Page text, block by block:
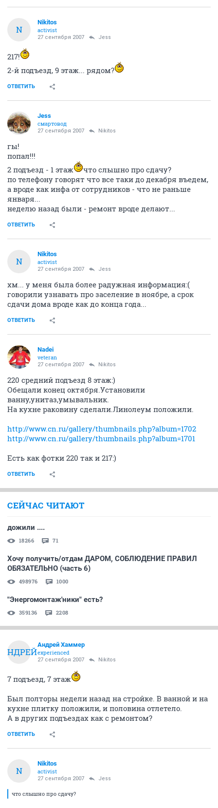
N
Nikitos
activist
27 сентября 2007 Jess
217!
2-й подъезд, 9 этаж... рядом?
ОТВЕТИТЬ
Jess
смартовод
27 сентября 2007 Nikitos
гы!
попал!!!
2 подъезд - 1 этаж
что слышно про сдачу?
по телефону говорят что все таки до декабря въедем,
а вроде как инфа от сотрудников - что не раньше
января...
неделю назад были - ремонт вроде делают...
ОТВЕТИТЬ
N
Nikitos
activist
27 сентября 2007 Jess
хм... у меня была более радужная информация:(
говорили узнавать про заселение в ноябре, а срок
сдачи дома вроде как до конца года...
ОТВЕТИТЬ
Nadei
veteran
27 сентября 2007 Nikitos
220 средний подъезд 8 этаж:)
Обещали конец октября.Установили
ванну,унитаз,умывальник.
На кухне раковину сделали.Линолеум положили.
http://www.cn.ru/gallery/thumbnails.php?album=1702
http://www.cn.ru/gallery/thumbnails.php?album=1701
Есть как фотки 220 так и 217:)
ОТВЕТИТЬ
СЕЙЧАС ЧИТАЮТ
дожили ....
18266 71
Хочу получить/отдам ДАРОМ, СОБЛЮДЕНИЕ ПРАВИЛ
ОБЯЗАТЕЛЬНО (часть 6)
498976 1000
"Энергомонтаж'ники" есть?
359136 2208
АНДРЕЙ
Андрей Хаммер
experienced
27 сентября 2007 Nikitos
7 подъезд, 7 этаж
Был полторы недели назад на стройке. В ванной и на
кухне плитку положили, и половина отлетело.
А в других подъездах как с ремонтом?
ОТВЕТИТЬ
N
Nikitos
activist
27 сентября 2007 Jess
что слышно про сдачу?